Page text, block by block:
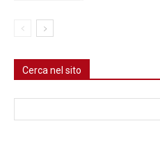
Cerca nel sito